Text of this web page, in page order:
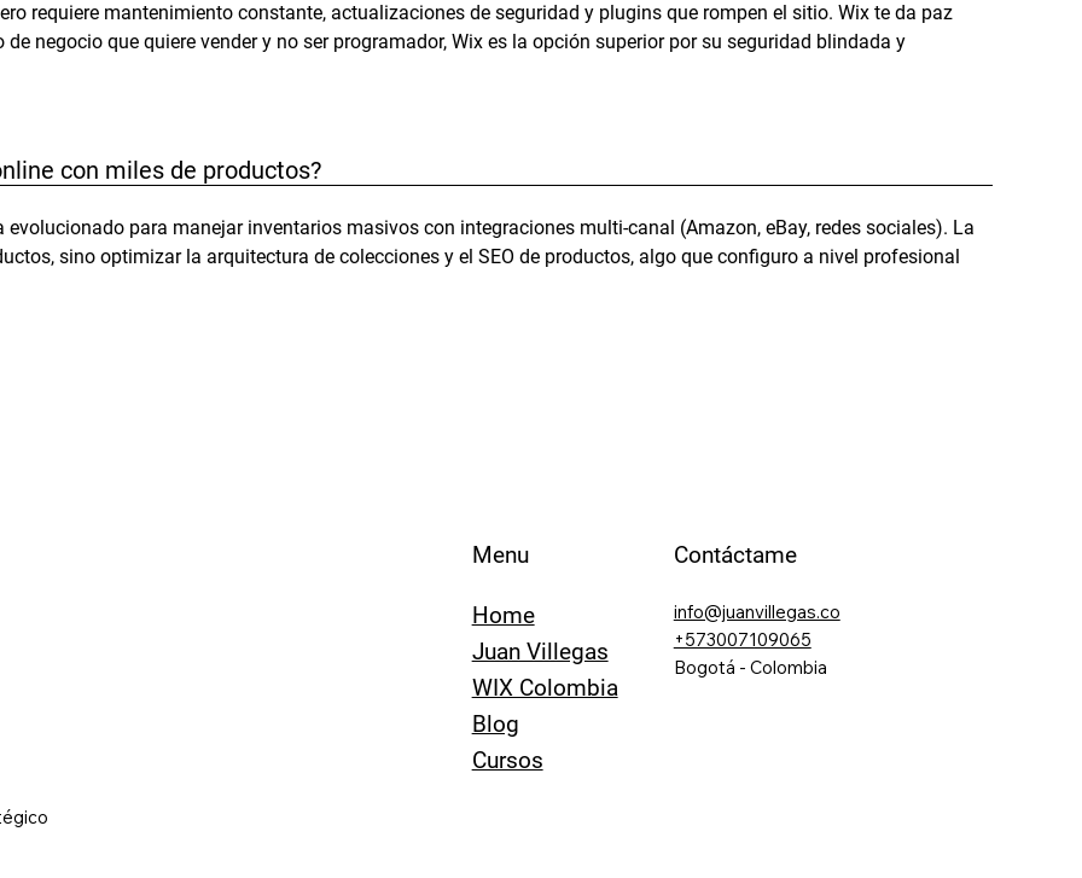
requiere mantenimiento constante, actualizaciones de seguridad y plugins que rompen el sitio. Wix te da paz
de negocio que quiere vender y no ser programador, Wix es la opción superior por su seguridad blindada y
con miles de productos?
evolucionado para manejar inventarios masivos con integraciones multi-canal (Amazon, eBay, redes sociales). La
sino optimizar la arquitectura de colecciones y el SEO de productos, algo que configuro a nivel profesional
Menu
Home
Juan Villegas
WIX Colombia
Blog
Cursos
Contáctame
info@juanvillegas.co
+573007109065
Bogotá - Colombia